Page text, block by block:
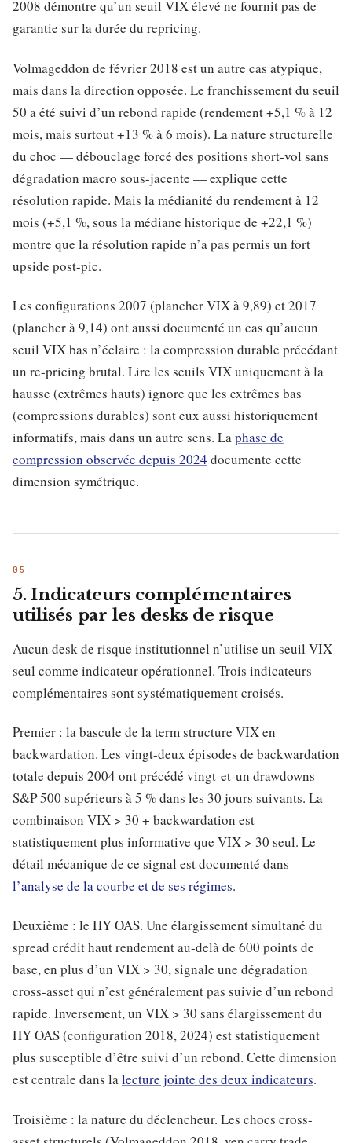
2008 démontre qu’un seuil VIX élevé ne fournit pas de
garantie sur la durée du repricing.
Volmageddon de février 2018 est un autre cas atypique,
mais dans la direction opposée. Le franchissement du seuil
50 a été suivi d’un rebond rapide (rendement +5,1 % à 12
mois, mais surtout +13 % à 6 mois). La nature structurelle
du choc — débouclage forcé des positions short-vol sans
dégradation macro sous-jacente — explique cette
résolution rapide. Mais la médianité du rendement à 12
mois (+5,1 %, sous la médiane historique de +22,1 %)
montre que la résolution rapide n’a pas permis un fort
upside post-pic.
Les configurations 2007 (plancher VIX à 9,89) et 2017
(plancher à 9,14) ont aussi documenté un cas qu’aucun
seuil VIX bas n’éclaire : la compression durable précédant
un re-pricing brutal. Lire les seuils VIX uniquement à la
hausse (extrêmes hauts) ignore que les extrêmes bas
(compressions durables) sont eux aussi historiquement
informatifs, mais dans un autre sens. Laphase de
compression observée depuis 2024 documente cette
dimension symétrique.
5. Indicateurs complémentaires
utilisés par les desks de risque
Aucun desk de risque institutionnel n’utilise un seuil VIX
seul comme indicateur opérationnel. Trois indicateurs
complémentaires sont systématiquement croisés.
Premier : la bascule de la term structure VIX en
backwardation. Les vingt-deux épisodes de backwardation
totale depuis 2004 ont précédé vingt-et-un drawdowns
S&P 500 supérieurs à 5 % dans les 30 jours suivants. La
combinaison VIX > 30 + backwardation est
statistiquement plus informative que VIX > 30 seul. Le
détail mécanique de ce signal est documenté dans
l’analyse de la courbe et de ses régimes.
Deuxième : le HY OAS. Une élargissement simultané du
spread crédit haut rendement au-delà de 600 points de
base, en plus d’un VIX > 30, signale une dégradation
cross-asset qui n’est généralement pas suivie d’un rebond
rapide. Inversement, un VIX > 30 sans élargissement du
HY OAS (configuration 2018, 2024) est statistiquement
plus susceptible d’être suivi d’un rebond. Cette dimension
est centrale dans lalecture jointe des deux indicateurs.
Troisième : la nature du déclencheur. Les chocs cross-